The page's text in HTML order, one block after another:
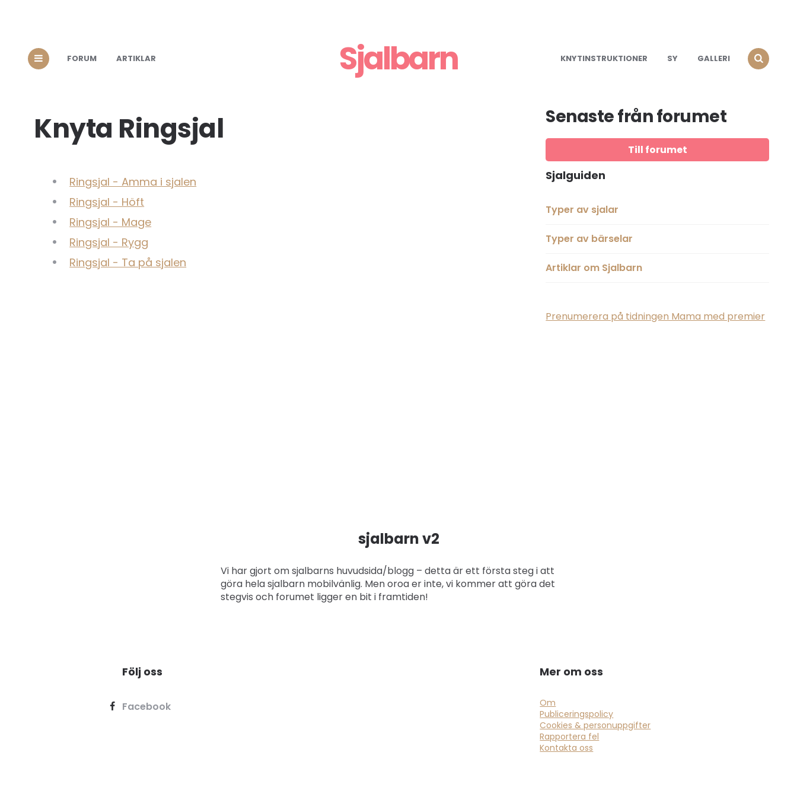
FORUM ARTIKLAR Sjalbarn KNYTINSTRUKTIONER SY GALLERI
Knyta Ringsjal
Ringsjal - Amma i sjalen
Ringsjal - Höft
Ringsjal - Mage
Ringsjal - Rygg
Ringsjal - Ta på sjalen
Senaste från forumet
Till forumet
Sjalguiden
Typer av sjalar
Typer av bärselar
Artiklar om Sjalbarn
Prenumerera på tidningen Mama med premier
sjalbarn v2
Vi har gjort om sjalbarns huvudsida/blogg – detta är ett första steg i att
göra hela sjalbarn mobilvänlig. Men oroa er inte, vi kommer att göra det
stegvis och forumet ligger en bit i framtiden!
Följ oss
Facebook
Mer om oss
Om
Publiceringspolicy
Cookies & personuppgifter
Rapportera fel
Kontakta oss